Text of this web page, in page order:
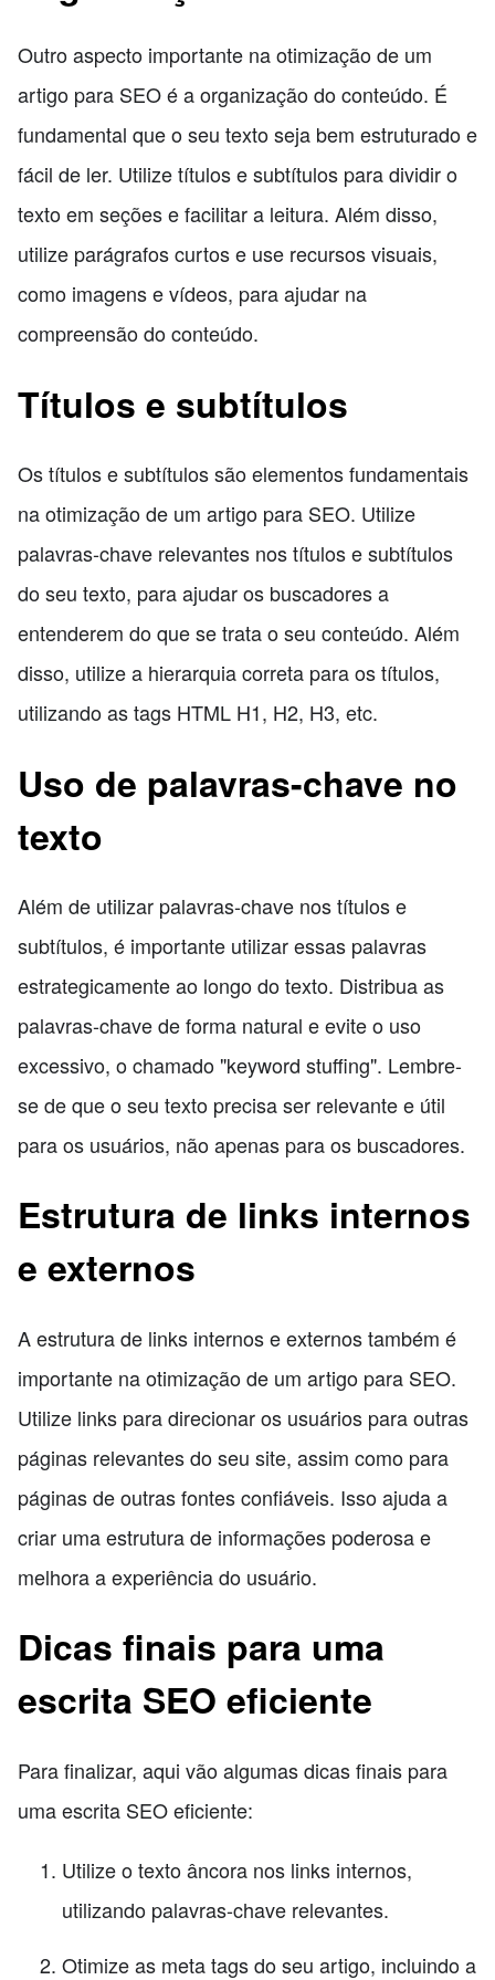
Outro aspecto importante na otimização de um
artigo para SEO é a organização do conteúdo. É
fundamental que o seu texto seja bem estruturado e
fácil de ler. Utilize títulos e subtítulos para dividir o
texto em seções e facilitar a leitura. Além disso,
utilize parágrafos curtos e use recursos visuais,
como imagens e vídeos, para ajudar na
compreensão do conteúdo.
Títulos e subtítulos
Os títulos e subtítulos são elementos fundamentais
na otimização de um artigo para SEO. Utilize
palavras-chave relevantes nos títulos e subtítulos
do seu texto, para ajudar os buscadores a
entenderem do que se trata o seu conteúdo. Além
disso, utilize a hierarquia correta para os títulos,
utilizando as tags HTML H1, H2, H3, etc.
Uso de palavras-chave no
texto
Além de utilizar palavras-chave nos títulos e
subtítulos, é importante utilizar essas palavras
estrategicamente ao longo do texto. Distribua as
palavras-chave de forma natural e evite o uso
excessivo, o chamado "keyword stuffing". Lembre-
se de que o seu texto precisa ser relevante e útil
para os usuários, não apenas para os buscadores.
Estrutura de links internos
e externos
A estrutura de links internos e externos também é
importante na otimização de um artigo para SEO.
Utilize links para direcionar os usuários para outras
páginas relevantes do seu site, assim como para
páginas de outras fontes confiáveis. Isso ajuda a
criar uma estrutura de informações poderosa e
melhora a experiência do usuário.
Dicas finais para uma
escrita SEO eficiente
Para finalizar, aqui vão algumas dicas finais para
uma escrita SEO eficiente:
Utilize o texto âncora nos links internos,
utilizando palavras-chave relevantes.
Otimize as meta tags do seu artigo, incluindo a